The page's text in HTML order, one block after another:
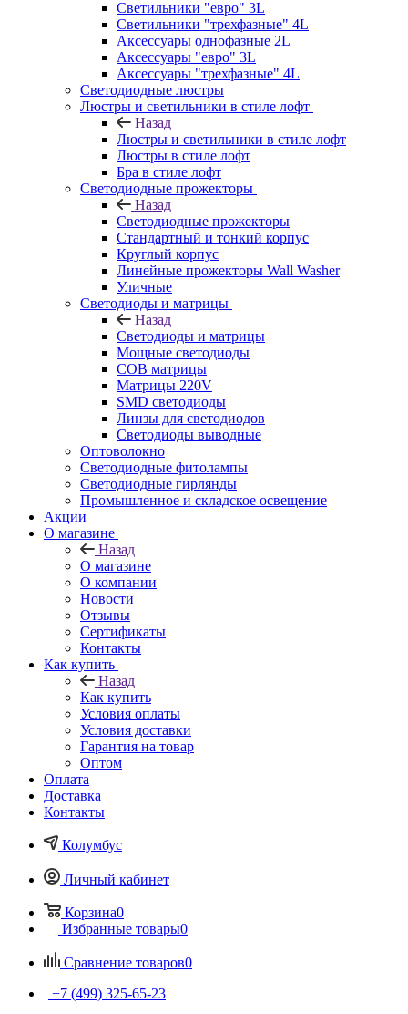
Светильники "евро" 3L
Светильники "трехфазные" 4L
Аксессуары однофазные 2L
Аксессуары "евро" 3L
Аксессуары "трехфазные" 4L
Светодиодные люстры
Люстры и светильники в стиле лофт
Назад
Люстры и светильники в стиле лофт
Люстры в стиле лофт
Бра в стиле лофт
Светодиодные прожекторы
Назад
Светодиодные прожекторы
Стандартный и тонкий корпус
Круглый корпус
Линейные прожекторы Wall Washer
Уличные
Светодиоды и матрицы
Назад
Светодиоды и матрицы
Мощные светодиоды
COB матрицы
Матрицы 220V
SMD светодиоды
Линзы для светодиодов
Светодиоды выводные
Оптоволокно
Светодиодные фитолампы
Светодиодные гирлянды
Промышленное и складское освещение
Акции
О магазине
Назад
О магазине
О компании
Новости
Отзывы
Сертификаты
Контакты
Как купить
Назад
Как купить
Условия оплаты
Условия доставки
Гарантия на товар
Оптом
Оплата
Доставка
Контакты
Колумбус
Личный кабинет
Корзина0
Избранные товары0
Сравнение товаров0
+7 (499) 325-65-23